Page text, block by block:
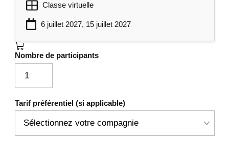
Classe virtuelle
6 juillet 2027, 15 juillet 2027
Nombre de participants
Tarif préférentiel (si applicable)